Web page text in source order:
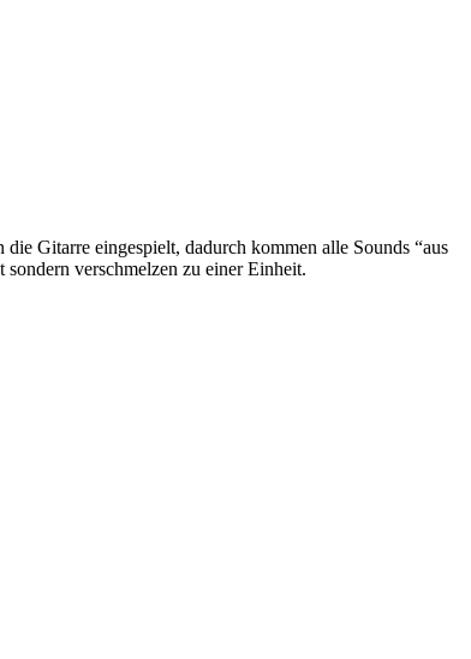
Gitarre eingespielt, dadurch kommen alle Sounds “aus
verschmelzen zu einer Einheit.